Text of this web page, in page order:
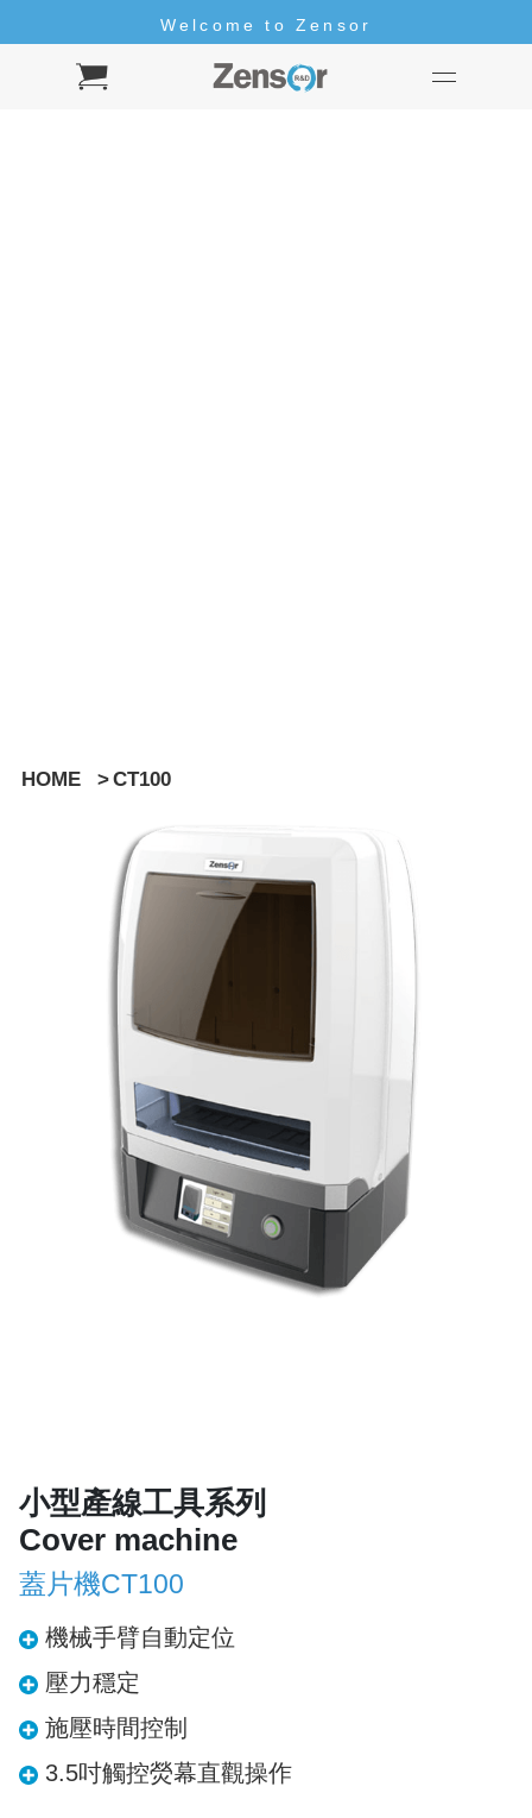
Welcome to Zensor
Hello
HOME >CT100
小型產線工具系列
Cover machine
蓋片機CT100
機械手臂自動定位
壓力穩定
施壓時間控制
3.5吋觸控熒幕直觀操作